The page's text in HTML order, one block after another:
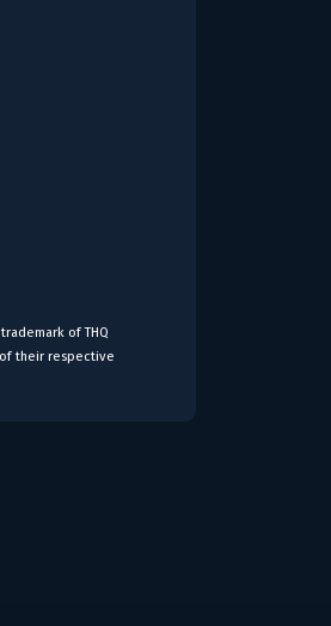
of THQ
their respective